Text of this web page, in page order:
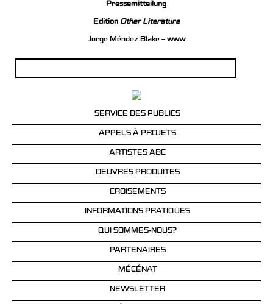
Pressemitteilung
Edition Other Literature
Jorge Méndez Blake – www
SERVICE DES PUBLICS
APPELS À PROJETS
ARTISTES ABC
OEUVRES PRODUITES
CROISEMENTS
INFORMATIONS PRATIQUES
QUI SOMMES-NOUS?
PARTENAIRES
MÉCÉNAT
NEWSLETTER